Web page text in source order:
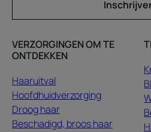
VERZORGINGEN OM TE
ONTDEKKEN
Haaruitval
Hoofdhuidverzorging
Droog haar
Beschadigd, broos haar